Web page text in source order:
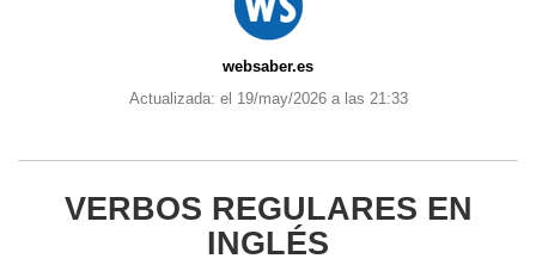
websaber.es
Actualizada: el 19/may/2026 a las 21:33
VERBOS REGULARES EN
INGLÉS